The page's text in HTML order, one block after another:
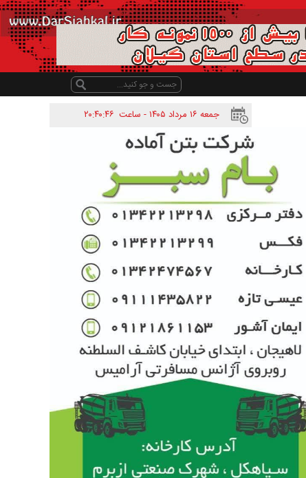
جمعه ۱۶ مرداد ۱۴۰۵ - ساعت
۲۰:۴۰:۴۶